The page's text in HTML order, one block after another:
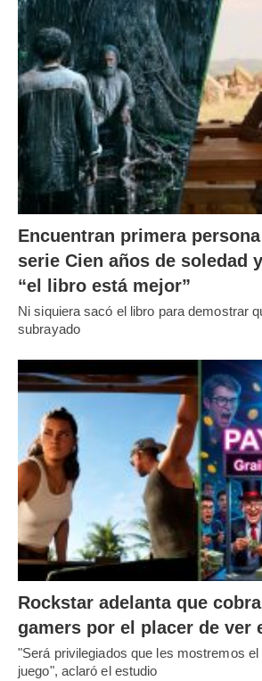
Encuentran primera
serie Cien años de soledad
“el libro está mejor”
Ni siquiera sacó el libro para demostrar
subrayado
Rockstar adelanta que
gamers por el placer de ver
"Será privilegiados que les mostremos
juego", aclaró el estudio